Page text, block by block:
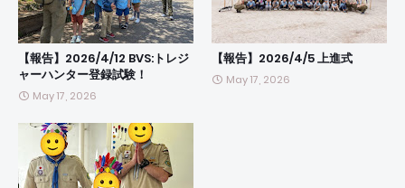
【報告】2026/4/12 BVS:トレジ
ャーハンター登録試験！
May 17, 2026
【報告】2026/4/5 上進式
May 17, 2026